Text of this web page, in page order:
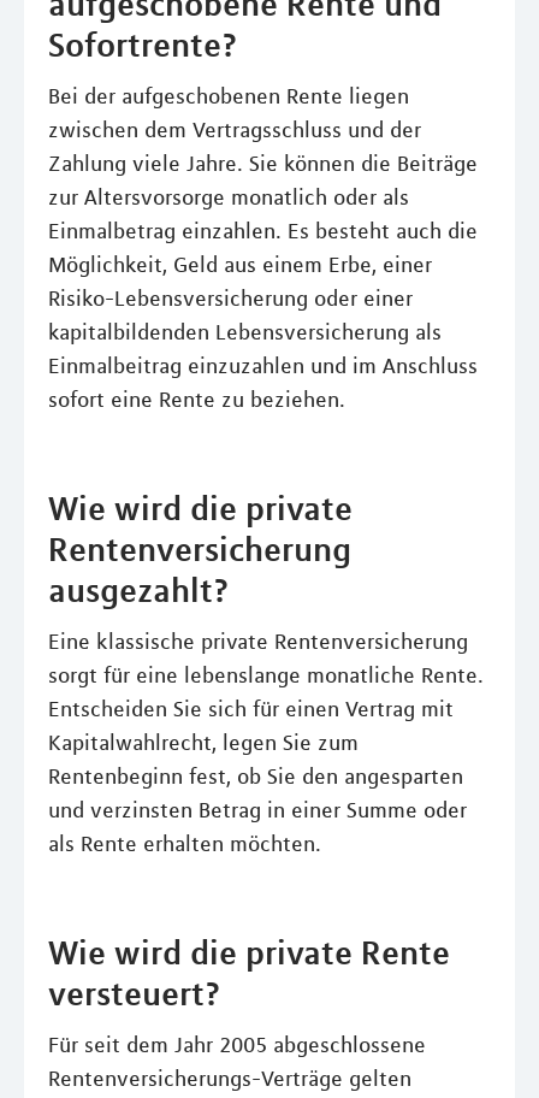
Sofortrente?
Bei der aufgeschobenen Rente liegen
zwischen dem Vertragsschluss und der
Zahlung viele Jahre. Sie können die Beiträge
zur Altersvorsorge monatlich oder als
Einmalbetrag einzahlen. Es besteht auch die
Möglichkeit, Geld aus einem Erbe, einer
Risiko-Lebensversicherung oder einer
kapitalbildenden Lebensversicherung als
Einmalbeitrag einzuzahlen und im Anschluss
sofort eine Rente zu beziehen.
Wie wird die private
Rentenversicherung
ausgezahlt?
Eine klassische private Rentenversicherung
sorgt für eine lebenslange monatliche Rente.
Entscheiden Sie sich für einen Vertrag mit
Kapitalwahlrecht, legen Sie zum
Rentenbeginn fest, ob Sie den angesparten
und verzinsten Betrag in einer Summe oder
als Rente erhalten möchten.
Wie wird die private Rente
versteuert?
Für seit dem Jahr 2005 abgeschlossene
Rentenversicherungs-Verträge gelten